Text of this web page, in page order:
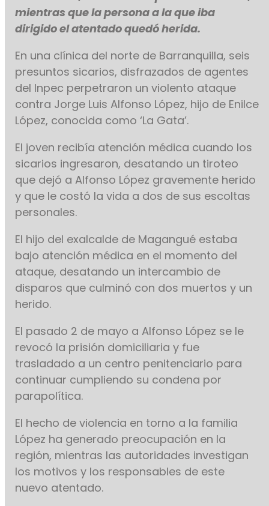
mientras que la persona a la que iba
dirigido el atentado quedó herida.
En una clínica del norte de Barranquilla, seis
presuntos sicarios, disfrazados de agentes
del Inpec perpetraron un violento ataque
contra Jorge Luis Alfonso López, hijo de Enilce
López, conocida como ‘La Gata’.
El joven recibía atención médica cuando los
sicarios ingresaron, desatando un tiroteo
que dejó a Alfonso López gravemente herido
y que le costó la vida a dos de sus escoltas
personales.
El hijo del exalcalde de Magangué estaba
bajo atención médica en el momento del
ataque, desatando un intercambio de
disparos que culminó con dos muertos y un
herido.
El pasado 2 de mayo a Alfonso López se le
revocó la prisión domiciliaria y fue
trasladado a un centro penitenciario para
continuar cumpliendo su condena por
parapolítica.
El hecho de violencia en torno a la familia
López ha generado preocupación en la
región, mientras las autoridades investigan
los motivos y los responsables de este
nuevo atentado.